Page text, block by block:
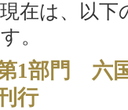
在は、以下
。
1部門 六
行